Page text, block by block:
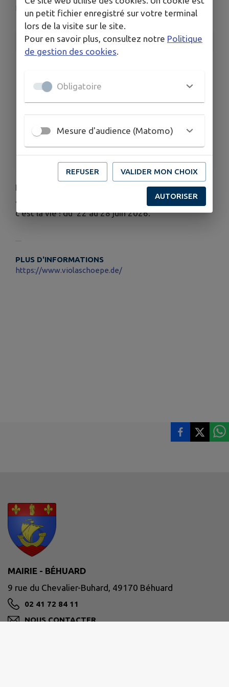
INFORMATIONS PRATIQUES
DATES
Du lun. 22 juin au dim. 28 juin
HORAIRES
Ouverte tous les jours de 10 à 18 h
TARIFS
Entrée libre
L'abri du pèlerin accueillera VIOLA SCHOPE, artiste
allemande, qui exposera ses œuvres "La Musique
c'est la vie ! du 22 au 28 juin 2026.
PLUS D'INFORMATIONS
https://www.violaschoepe.de/
MAIRIE - BÉHUARD
9 rue du Chevalier-Buhard, 49170 Béhuard
02 41 72 84 11
NOUS CONTACTER
un petit fichier enregistré sur votre terminal
lors de la visite sur le site.
Pour en savoir plus, consultez notre Politique
de gestion des cookies
Obligatoire
Mesure d'audience (Matomo)
REFUSER VALIDER MON CHOIX
AUTORISER